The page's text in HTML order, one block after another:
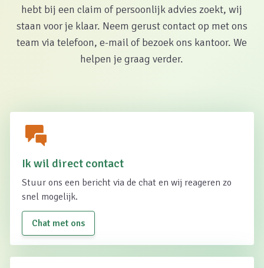
hebt bij een claim of persoonlijk advies zoekt, wij
staan voor je klaar. Neem gerust contact op met ons
team via telefoon, e-mail of bezoek ons kantoor. We
helpen je graag verder.
Ik wil direct contact
Stuur ons een bericht via de chat en wij reageren zo
snel mogelijk.
Chat met ons